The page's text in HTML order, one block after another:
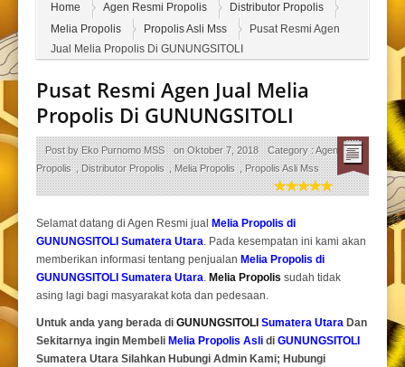
Home Agen Resmi Propolis
Distributor Propolis
Melia Propolis
Propolis Asli Mss
Pusat Resmi Agen
Jual Melia Propolis Di GUNUNGSITOLI
Pusat Resmi Agen Jual Melia
Propolis Di GUNUNGSITOLI
Post byEko Purnomo MSS onOktober 7, 2018 Category :Agen Resmi
Propolis ,Distributor Propolis ,Melia Propolis ,Propolis Asli Mss
Selamat datang di Agen Resmi jual Melia Propolis di
GUNUNGSITOLI Sumatera Utara. Pada kesempatan ini kami akan
memberikan informasi tentang penjualan Melia Propolis di
GUNUNGSITOLI Sumatera Utara. Melia Propolis sudah tidak
asing lagi bagi masyarakat kota dan pedesaan.
Untuk anda yang berada di GUNUNGSITOLI Sumatera Utara Dan
Sekitarnya ingin Membeli Melia Propolis Asli di GUNUNGSITOLI
Sumatera Utara Silahkan Hubungi Admin Kami; Hubungi